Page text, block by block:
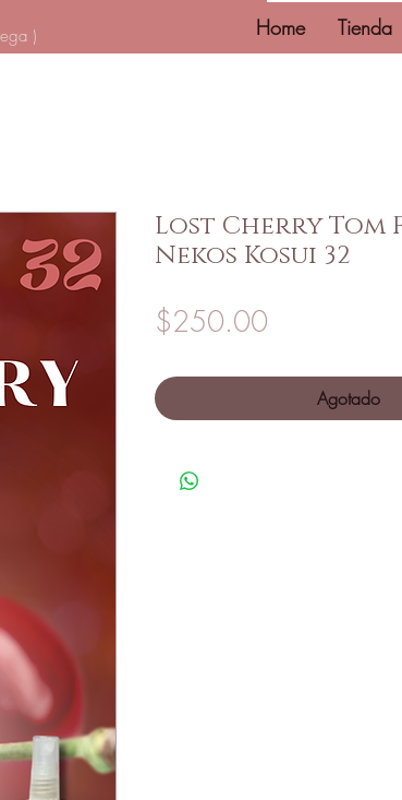
Home Tienda
)
Lost Cherry Tom
Nekos Kosui 32
$250.00
Agotado